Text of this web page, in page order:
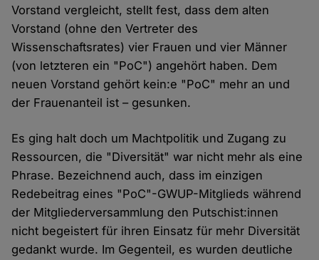
Vorstand vergleicht, stellt fest, dass dem alten
Vorstand (ohne den Vertreter des
Wissenschaftsrates) vier Frauen und vier Männer
(von letzteren ein "PoC") angehört haben. Dem
neuen Vorstand gehört kein:e "PoC" mehr an und
der Frauenanteil ist – gesunken.
Es ging halt doch um Machtpolitik und Zugang zu
Ressourcen, die "Diversität" war nicht mehr als eine
Phrase. Bezeichnend auch, dass im einzigen
Redebeitrag eines "PoC"-GWUP-Mitglieds während
der Mitgliederversammlung den Putschist:innen
nicht begeistert für ihren Einsatz für mehr Diversität
gedankt wurde. Im Gegenteil, es wurden deutliche